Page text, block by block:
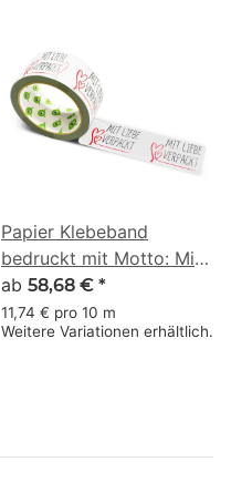
Papier Klebeband
bedruckt mit Motto: Mit
Liebe verpackt & Herz-
Schleife - 50 m weiss
ab 58,68 € *
11,74 € pro 10 m
Weitere Variationen erhältlich.